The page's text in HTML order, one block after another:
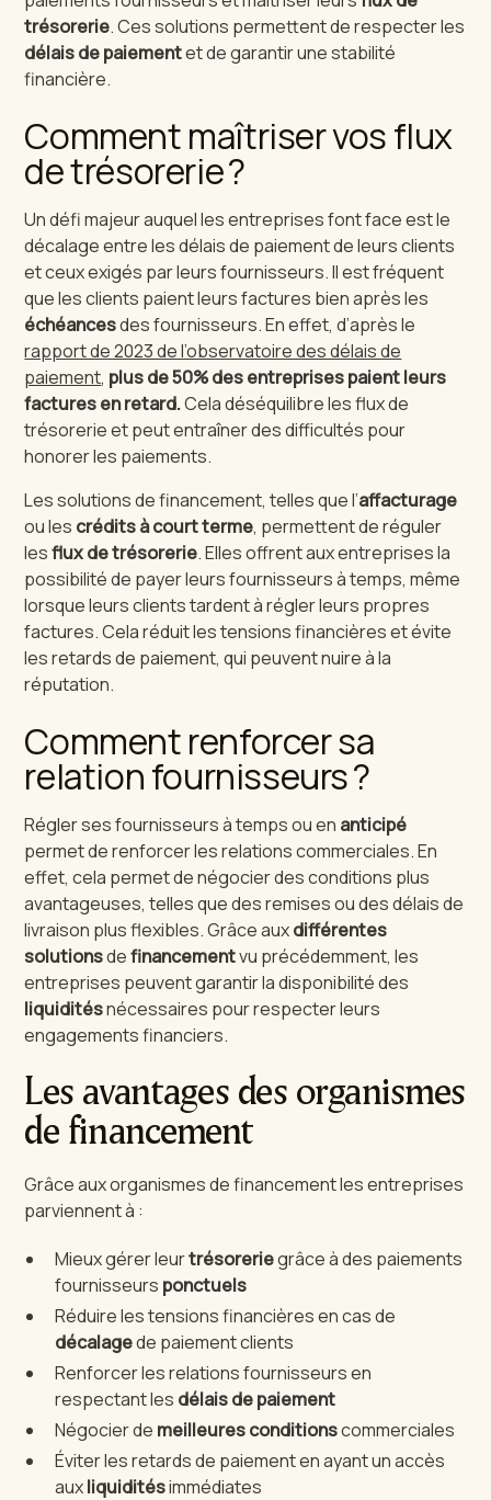
trésorerie. Ces solutions permettent de respecter les
délais de paiementet de garantir une stabilité
financière.
Comment maîtriser vos flux
de trésorerie ?
Un défi majeur auquel les entreprises font face est le
décalage entre les délais de paiement de leurs clients
et ceux exigés par leurs fournisseurs. Il est fréquent
que les clients paient leurs factures bien après les
échéancesdes fournisseurs. En effet, d’après le
rapport de 2023 de l’observatoire des délais de
paiement, plus de 50% des entreprises paient leurs
factures en retard.Cela déséquilibre les flux de
trésorerie et peut entraîner des difficultés pour
honorer les paiements.
Les solutions de financement, telles que l’affacturage
ou les crédits à court terme, permettent de réguler
lesflux de trésorerie. Elles offrent aux entreprises la
possibilité de payer leurs fournisseurs à temps, même
lorsque leurs clients tardent à régler leurs propres
factures. Cela réduit les tensions financières et évite
les retards de paiement, qui peuvent nuire à la
réputation.
Comment renforcer sa
relation fournisseurs ?
Régler ses fournisseurs à temps ou en anticipé
permet de renforcer les relations commerciales. En
effet, cela permet de négocier des conditions plus
avantageuses, telles que des remises ou des délais de
livraison plus flexibles. Grâce auxdifférentes
solutionsdefinancementvu précédemment, les
entreprises peuvent garantir la disponibilité des
liquiditésnécessaires pour respecter leurs
engagements financiers.
Les avantages des organismes
de financement
Grâce aux organismes de financement les entreprises
parviennent à :
Mieux gérer leurtrésoreriegrâce à des paiements
fournisseurs ponctuels
Réduire les tensions financières en cas de
décalagede paiement clients
Renforcer les relations fournisseurs en
respectant les délais de paiement
Négocier de meilleures conditionscommerciales
Éviter les retards de paiement en ayant un accès
auxliquiditésimmédiates